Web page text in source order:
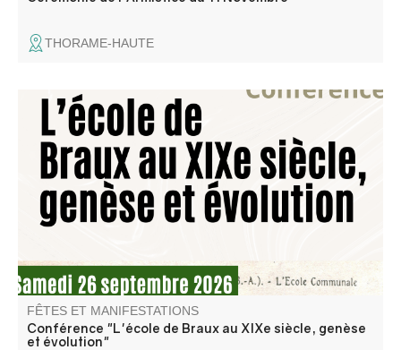
THORAME-HAUTE
Mathieu Sieye, président de l'association Traces Editions,
proposera une conférence sur l'histoire de l'école de
Braux tout au long du XIXe siècle.
FÊTES ET MANIFESTATIONS
Conférence "L'école de Braux au XIXe siècle, genèse
et évolution"